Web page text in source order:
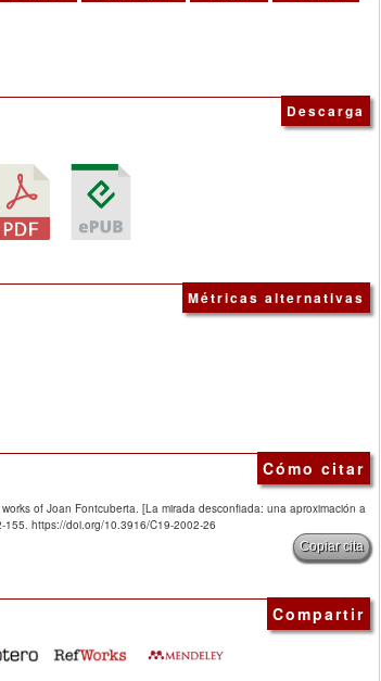
Descarga
Métricas alternativas
Cómo citar
of Joan Fontcuberta. [La mirada desconfiada: una aproximación a
155. https://doi.org/10.3916/C19-2002-26
Copiar cita
Compartir